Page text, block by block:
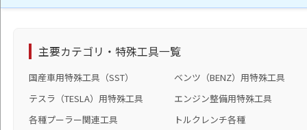
主要カテゴリ・特殊工具一覧
国産車用特殊工具（SST）
ベンツ（BENZ）用特殊工具
テスラ（TESLA）用特殊工具
エンジン整備用特殊工具
各種プーラー関連工具
トルクレンチ各種